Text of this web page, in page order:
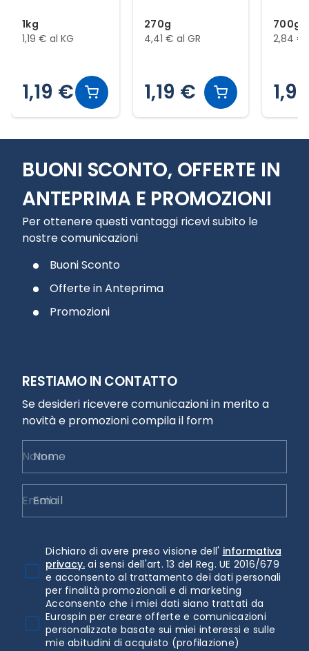
1kg
1,19 € al KG
1,19 €
270g
4,41 € al GR
1,19 €
700g
2,84 €
BUONI SCONTO, OFFERTE IN
ANTEPRIMA E PROMOZIONI
Per ottenere questi vantaggi ricevi subito le
nostre comunicazioni
Buoni Sconto
Offerte in Anteprima
Promozioni
RESTIAMO IN CONTATTO
Se desideri ricevere comunicazioni in merito a
novità e promozioni compila il form
Nome
Email
Dichiaro di avere preso visione dell' informativa
privacy. ai sensi dell'art. 13 del Reg. UE 2016/679
e acconsento al trattamento dei dati personali
per finalità promozionali e di marketing
Acconsento che i miei dati siano trattati da
Eurospin per creare offerte e comunicazioni
personalizzate basate sui miei interessi e sulle
mie abitudini di acquisto (profilazione)